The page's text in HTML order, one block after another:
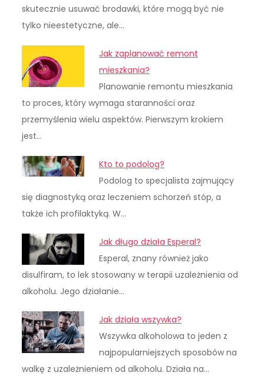
skutecznie usuwać brodawki, które mogą być nie
tylko nieestetyczne, ale…
Jak zaplanować remont
mieszkania?
Planowanie remontu mieszkania
to proces, który wymaga staranności oraz
przemyślenia wielu aspektów. Pierwszym krokiem
jest…
Kto to podolog?
Podolog to specjalista zajmujący
się diagnostyką oraz leczeniem schorzeń stóp, a
także ich profilaktyką. W…
Jak długo działa Esperal?
Esperal, znany również jako
disulfiram, to lek stosowany w terapii uzależnienia od
alkoholu. Jego działanie…
Jak działa wszywka?
Wszywka alkoholowa to jeden z
najpopularniejszych sposobów na
walkę z uzależnieniem od alkoholu. Działa na…